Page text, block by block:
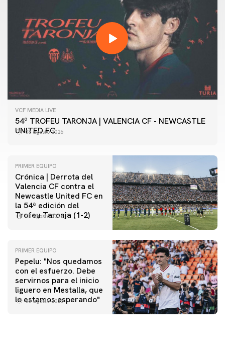
VCF MEDIA LIVE
54º TROFEU TARONJA | VALENCIA CF - NEWCASTLE
UNITED FC
08 agosto 2026
PRIMER EQUIPO
Crónica | Derrota del
Valencia CF contra el
Newcastle United FC en
la 54ª edición del
Trofeu Taronja (1-2)
08 agosto 2026
PRIMER EQUIPO
Pepelu: "Nos quedamos
con el esfuerzo. Debe
servirnos para el inicio
liguero en Mestalla, que
lo estamos esperando"
08 agosto 2026
PRIMER EQUIPO
Las fotos del Valencia CF-Newcastle United FC